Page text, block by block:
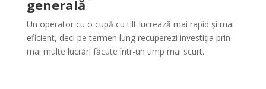
generală
Un operator cu o cupă cu tilt lucrează mai rapid și mai
eficient, deci pe termen lung recuperezi investiția prin
mai multe lucrări făcute într-un timp mai scurt.